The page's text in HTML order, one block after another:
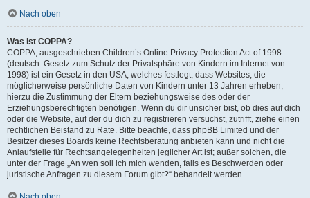
Nach oben
Was ist COPPA?
COPPA, ausgeschrieben Children’s Online Privacy Protection Act of 1998
(deutsch: Gesetz zum Schutz der Privatsphäre von Kindern im Internet von
1998) ist ein Gesetz in den USA, welches festlegt, dass Websites, die
möglicherweise persönliche Daten von Kindern unter 13 Jahren erheben,
hierzu die Zustimmung der Eltern beziehungsweise des oder der
Erziehungsberechtigten benötigen. Wenn du dir unsicher bist, ob dies auf dich
oder die Website, auf der du dich zu registrieren versuchst, zutrifft, ziehe einen
rechtlichen Beistand zu Rate. Bitte beachte, dass phpBB Limited und der
Besitzer dieses Boards keine Rechtsberatung anbieten kann und nicht die
Anlaufstelle für Rechtsangelegenheiten jeglicher Art ist; außer solchen, die
unter der Frage „An wen soll ich mich wenden, falls es Beschwerden oder
juristische Anfragen zu diesem Forum gibt?“ behandelt werden.